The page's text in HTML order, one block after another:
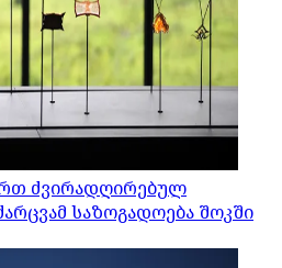
ძვირადღირებულ
საზოგადოება შოკში